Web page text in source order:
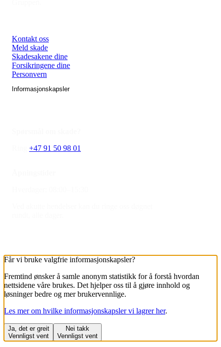
Kontakt oss
Meld skade
Skadesakene dine
Forsikringene dine
Personvern
Informasjonskapsler
+47 91 50 98 01
Får vi bruke valgfrie informasjons­kapsler?
Fremtind ønsker å samle anonym statistikk for å forstå hvordan
nettsidene våre brukes. Det hjelper oss til å gjøre innhold og
løsninger bedre og mer brukervennlige.
Les mer om hvilke informasjons­kapsler vi lagrer her.
Ja, det er greit
Vennligst vent
Nei takk
Vennligst vent